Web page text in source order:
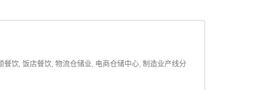
饮, 饭店餐饮, 物流仓储业, 电商仓储中心, 制造业产线分